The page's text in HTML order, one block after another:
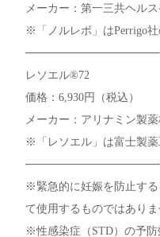
メーカー：第一三共ヘル
※「ノルレボ」はPerrigo
─────────────────
レソエル®72
価格：6,930円（税込）
メーカー：アリナミン製
※「レソエル」は富士製
─────────────────
※緊急的に妊娠を防止す
て使用するものではありま
※性感染症（STD）の予防